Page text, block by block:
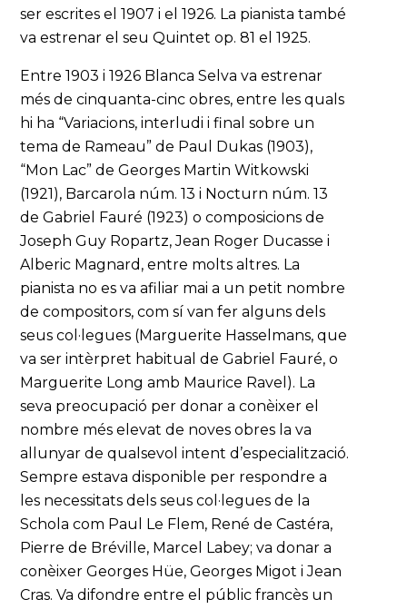
ser escrites el 1907 i el 1926. La pianista també
va estrenar el seu Quintet op. 81 el 1925.
Entre 1903 i 1926 Blanca Selva va estrenar
més de cinquanta-cinc obres, entre les quals
hi ha “Variacions, interludi i final sobre un
tema de Rameau” de Paul Dukas (1903),
“Mon Lac” de Georges Martin Witkowski
(1921), Barcarola núm. 13 i Nocturn núm. 13
de Gabriel Fauré (1923) o composicions de
Joseph Guy Ropartz, Jean Roger Ducasse i
Alberic Magnard, entre molts altres. La
pianista no es va afiliar mai a un petit nombre
de compositors, com sí van fer alguns dels
seus col·legues (Marguerite Hasselmans, que
va ser intèrpret habitual de Gabriel Fauré, o
Marguerite Long amb Maurice Ravel). La
seva preocupació per donar a conèixer el
nombre més elevat de noves obres la va
allunyar de qualsevol intent d’especialització.
Sempre estava disponible per respondre a
les necessitats dels seus col·legues de la
Schola com Paul Le Flem, René de Castéra,
Pierre de Bréville, Marcel Labey; va donar a
conèixer Georges Hüe, Georges Migot i Jean
Cras. Va difondre entre el públic francès un